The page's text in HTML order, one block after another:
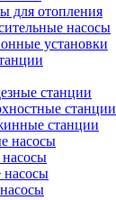
для отопления
насосы
установки
станции
станции
станции
насосы
насосы